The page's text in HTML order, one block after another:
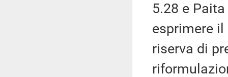
5.28 e
esprimere
riserva di